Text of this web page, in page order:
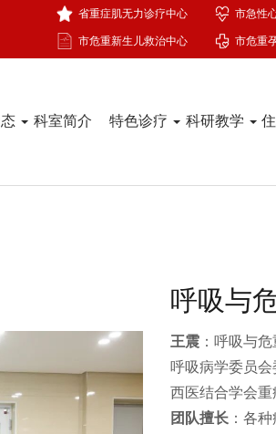
省重症肌无力诊疗中心 市急性
市危重新生儿救治中心 市危重
科室简介 特色诊疗 科研教学
呼吸与
王震 ：呼吸与
呼吸病学委员
西医结合学会重
团队擅长 ：各